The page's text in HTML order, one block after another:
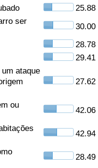
25.88
ser
30.00
28.78
29.41
ataque
27.62
ou
42.06
42.94
28.49